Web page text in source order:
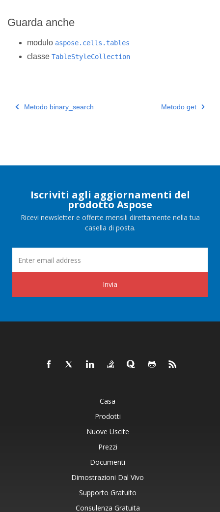
Guarda anche
modulo aspose.cells.tables
classe TableStyleCollection
Metodo binary_search Metodo get
Iscriviti agli aggiornamenti del
prodotto Aspose
Ricevi newsletter e offerte mensili direttamente nella tua
casella di posta.
Invia
Casa
Prodotti
Nuove Uscite
Prezzi
Documenti
Dimostrazioni Dal Vivo
Supporto Gratuito
Consulenza Gratuita